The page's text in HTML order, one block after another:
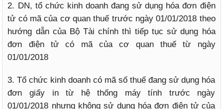
2. DN, tổ chức kinh doanh đang sử dụng hóa đơn điện
tử có mã của cơ quan thuế trước ngày 01/01/2018 theo
hướng dẫn của Bộ Tài chính thì tiếp tục sử dụng hóa
đơn điện tử có mã của cơ quan thuế từ ngày
01/01/2018
3. Tổ chức kinh doanh có mã số thuế đang sử dụng hóa
đơn giấy in từ hệ thống máy tính trước ngày
01/01/2018 nhưng không sử dụng hóa đơn điện tử của